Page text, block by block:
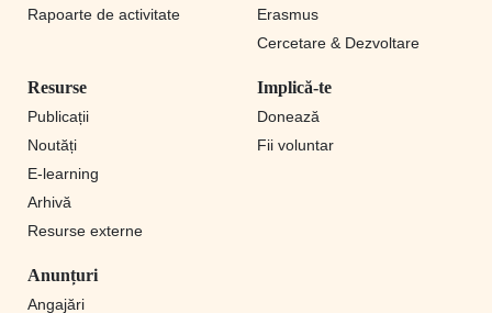
Rapoarte de activitate
Erasmus
Cercetare & Dezvoltare
Resurse
Publicații
Noutăți
E-learning
Arhivă
Resurse externe
Implică-te
Donează
Fii voluntar
Anunțuri
Angajări